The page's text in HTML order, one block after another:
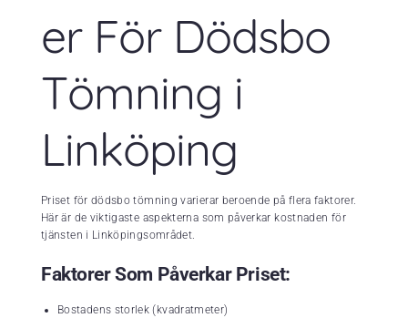
er För Dödsbo
Tömning i
Linköping
Priset för dödsbo tömning varierar beroende på flera faktorer.
Här är de viktigaste aspekterna som påverkar kostnaden för
tjänsten i Linköpingsområdet.
Faktorer Som Påverkar Priset:
Bostadens storlek (kvadratmeter)